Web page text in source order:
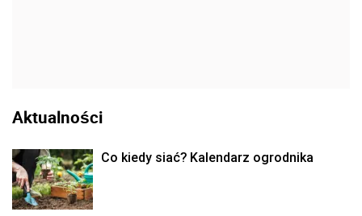
Aktualności
Co kiedy siać? Kalendarz ogrodnika